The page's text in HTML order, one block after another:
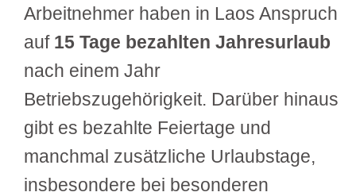
Arbeitnehmer haben in Laos Anspruch
auf 15 Tage bezahlten Jahresurlaub
nach einem Jahr
Betriebszugehörigkeit. Darüber hinaus
gibt es bezahlte Feiertage und
manchmal zusätzliche Urlaubstage,
insbesondere bei besonderen